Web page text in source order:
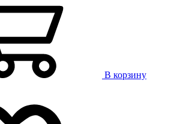
В корзину